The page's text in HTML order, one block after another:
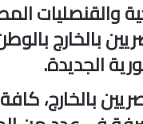
والقنصليات
بالخارج
الجديدة.
بالخارج،